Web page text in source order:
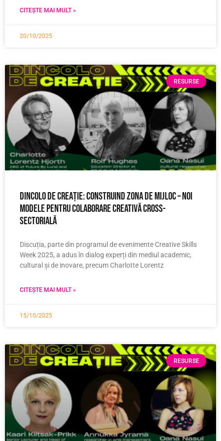
CITEȘTE MAI MULT »
20/10/2025
RESURSE
Dincolo de creație: Construind zona de mijloc – noi
modele pentru colaborare creativă cross-
sectorială
Discuția, parte din programul de evenimente Creative Skills
Week 2025, a adus în dialog experți din mediul academic,
cultural și de inovare, precum Charlotte Lorentz
CITEȘTE MAI MULT »
15/10/2025
RESURSE